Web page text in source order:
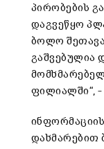
პირობების
დაგვეწყო
ბოლო
გაშვებულია
ფილიალში“,
დახმარებით